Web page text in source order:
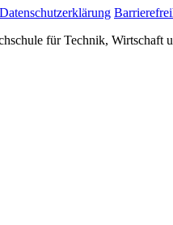
Datenschutzerklärung
für Technik, Wirtschaft